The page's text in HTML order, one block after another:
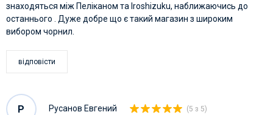
знаходяться між Пеліканом та Irоshizuku, наближаючись до
останнього . Дуже добре що є такий магазин з широким
вибором чорнил.
відповісти
Р Русанов Евгений (5 з 5)